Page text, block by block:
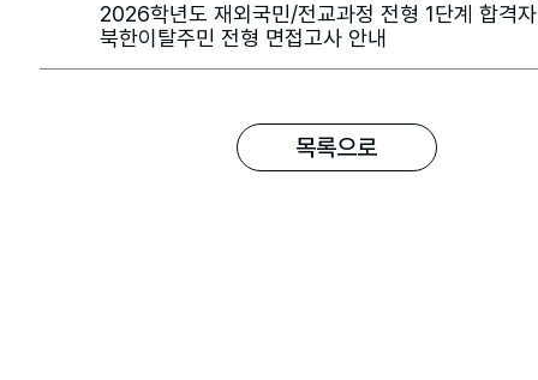
2026학년도 재외국민/전교과정 전형 1단계 합격
북한이탈주민 전형 면접고사 안내
목록으로